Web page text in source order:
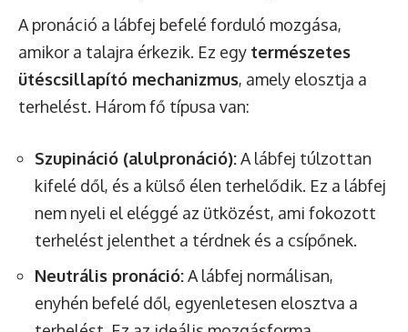
A pronáció a lábfej befelé forduló mozgása,
amikor a talajra érkezik. Ez egy természetes
ütéscsillapító mechanizmus, amely elosztja a
terhelést. Három fő típusa van:
Szupináció (alulpronáció):A lábfej túlzottan
kifelé dől, és a külső élen terhelődik. Ez a lábfej
nem nyeli el eléggé az ütközést, ami fokozott
terhelést jelenthet a térdnek és a csípőnek.
Neutrális pronáció:A lábfej normálisan,
enyhén befelé dől, egyenletesen elosztva a